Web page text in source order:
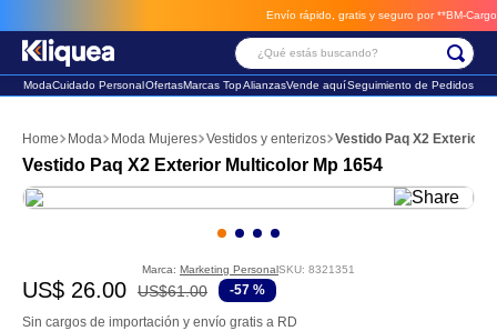
Envío rápido, gratis y seguro por **BM-Cargo** envios a través de BM-
¿Qué estás buscando?
ModaCuidado PersonalOfertasMarcas TopAlianzasVende aquíSeguimiento de Pedidos
Moda Moda Mujeres Vestidos y enterizos Vestido Paq X2 Exterior
Vestido Paq X2 Exterior Multicolor Mp 1654
Marca: Marketing PersonalSKU: 8321351
US$ 26.00 US$61.00 -57 %
Sin cargos de importación y envío gratis a RD
2. sandalia